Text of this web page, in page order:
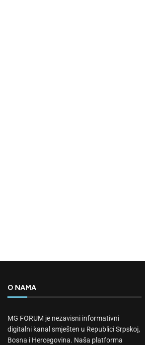
O NAMA
MG FORUM je nezavisni informativni
digitalni kanal smješten u Republici Srpskoj,
Bosna i Hercegovina. Naša platforma